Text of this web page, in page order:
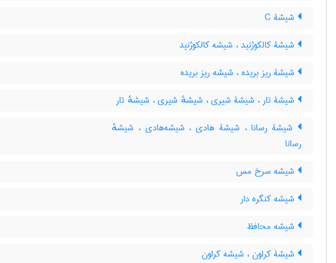
شیشۀ C
شیشۀ کالکوژنید ، شیشه کالکوژنید
شیشۀ ریز بریده ، شیشه ریز بریده
شیشۀ تار ، شیشۀ شیری ، شیشهٔ شیری ، شیشهٔ تار
شیشۀ رسانا ، شیشۀ هادی ، شیشه‌هادی ، شیشهٔ
رسانا
شیشه سرخ مس
شیشه کنگره دار
شیشه محافظ
شیشۀ کراون ، شیشه کراون